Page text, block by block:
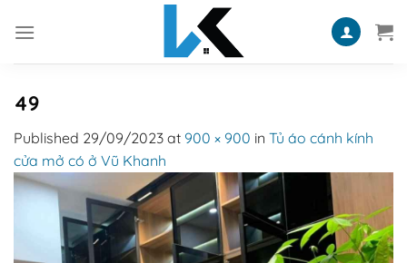
49
Published 29/09/2023 at 900 × 900 in Tủ áo cánh kính
cửa mở có ở Vũ Khanh